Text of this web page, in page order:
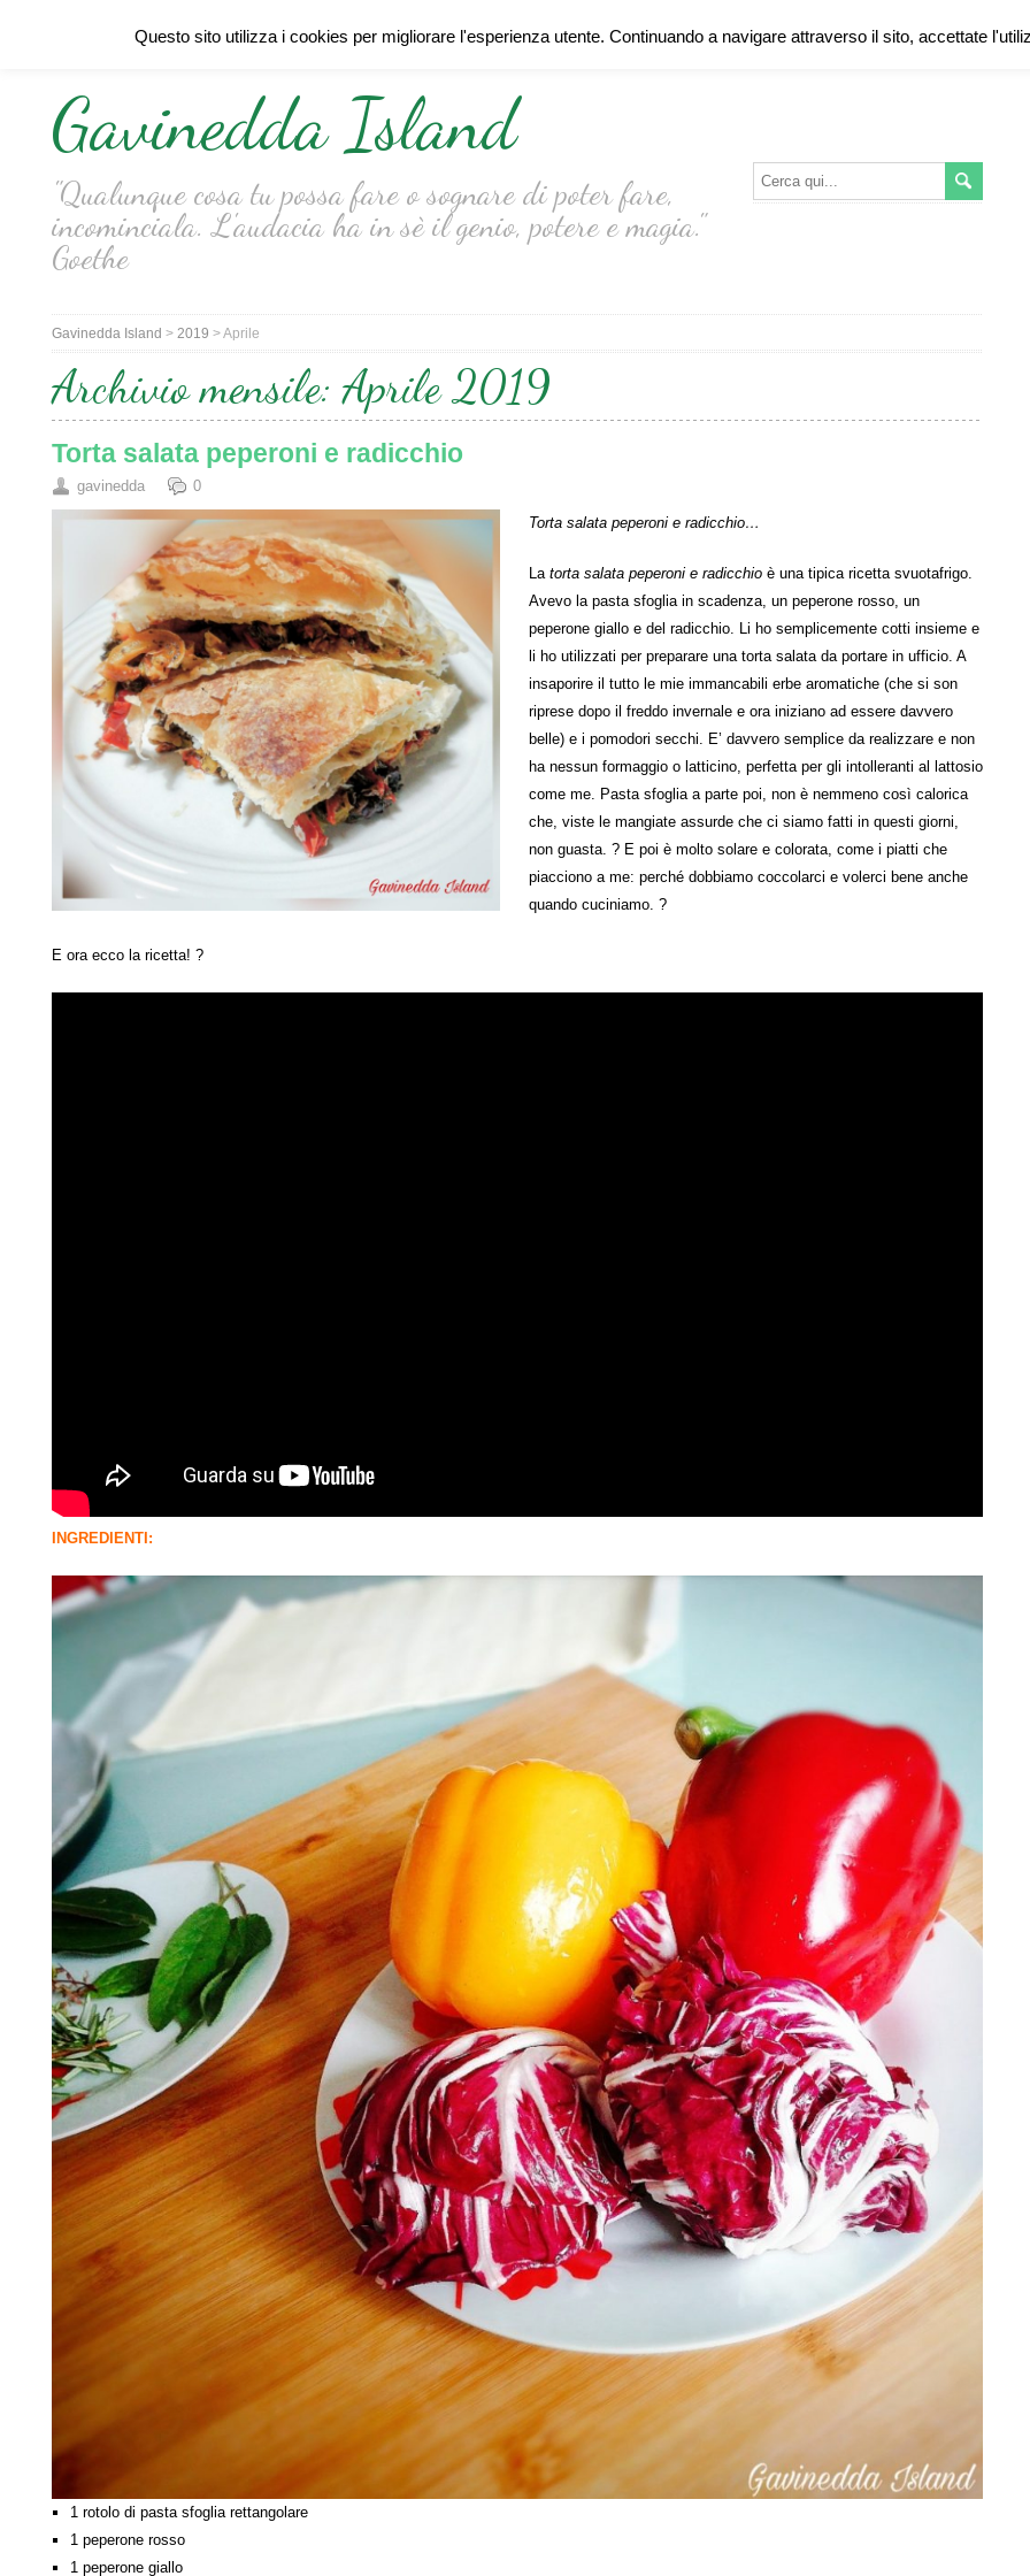
Gavinedda Island
"Qualunque cosa tu possa fare o sognare di poter fare,
incominciala. L'audacia ha in sè il genio, potere e magia."
Goethe
Gavinedda Island > 2019 >Aprile
Archivio mensile:Aprile 2019
Torta salata peperoni e radicchio
gavinedda 0
Torta salata peperoni e radicchio…
La torta salata peperoni e radicchio è una tipica ricetta svuotafrigo.
Avevo la pasta sfoglia in scadenza, un peperone rosso, un
peperone giallo e del radicchio. Li ho semplicemente cotti insieme e
li ho utilizzati per preparare una torta salata da portare in ufficio. A
insaporire il tutto le mie immancabili erbe aromatiche (che si son
riprese dopo il freddo invernale e ora iniziano ad essere davvero
belle) e i pomodori secchi. E’ davvero semplice da realizzare e non
ha nessun formaggio o latticino, perfetta per gli intolleranti al lattosio
come me. Pasta sfoglia a parte poi, non è nemmeno così calorica
che, viste le mangiate assurde che ci siamo fatti in questi giorni,
non guasta. ? E poi è molto solare e colorata, come i piatti che
piacciono a me: perché dobbiamo coccolarci e volerci bene anche
quando cuciniamo. ?
E ora ecco la ricetta! ?
INGREDIENTI:
1 rotolo di pasta sfoglia rettangolare
1 peperone rosso
1 peperone giallo
Questo sito utilizza i cookies per migliorare l'esperienza utente. Continuando a navigare attraverso il sito, accettate